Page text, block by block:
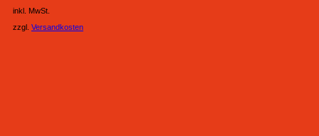
inkl. MwSt.
zzgl. Versandkosten